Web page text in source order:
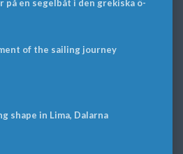
på en segelbåt i den grekiska ö-
of the sailing journey
shape in Lima, Dalarna